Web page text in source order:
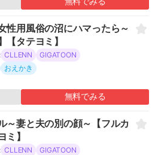
性用風俗の沼にハマったら～
【タテヨミ】
CLLENN
GIGATOON
おえかき
無料でみる
～妻と夫の別の顔～【フルカ
ミ】
CLLENN
GIGATOON